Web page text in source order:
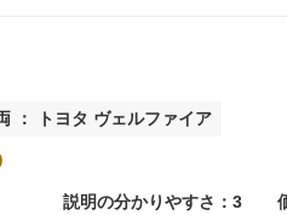
： トヨタ ヴェルファイア
説明の分かりやすさ：3